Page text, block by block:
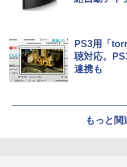
PS3用「
聴対応。
連携も
もっと関